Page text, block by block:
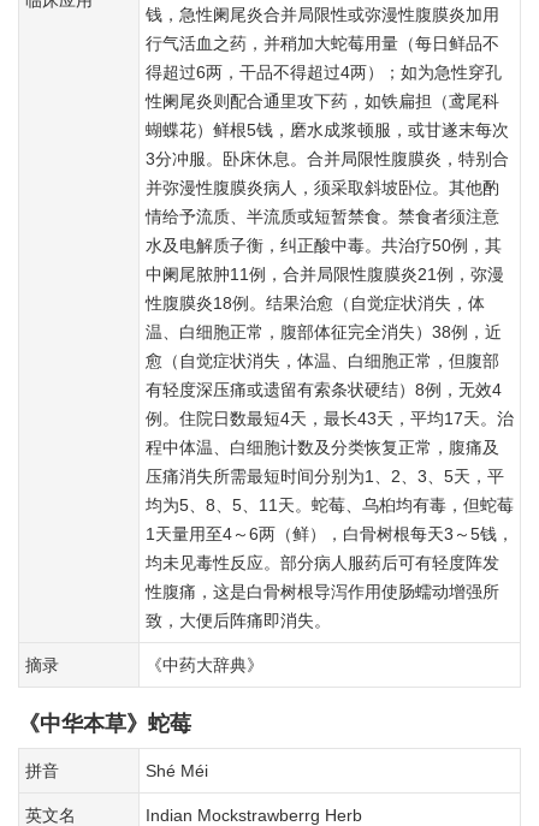
钱，急性阑尾炎合并局限性或弥漫性腹膜炎加用
行气活血之药，并稍加大蛇莓用量（每日鲜品不
得超过6两，干品不得超过4两）；如为急性穿孔
性阑尾炎则配合通里攻下药，如铁扁担（鸢尾科
蝴蝶花）鲜根5钱，磨水成浆顿服，或甘遂末每次
3分冲服。卧床休息。合并局限性腹膜炎，特别合
并弥漫性腹膜炎病人，须采取斜坡卧位。其他酌
情给予流质、半流质或短暂禁食。禁食者须注意
水及电解质子衡，纠正酸中毒。共治疗50例，其
中阑尾脓肿11例，合并局限性腹膜炎21例，弥漫
性腹膜炎18例。结果治愈（自觉症状消失，体
温、白细胞正常，腹部体征完全消失）38例，近
愈（自觉症状消失，体温、白细胞正常，但腹部
有轻度深压痛或遗留有索条状硬结）8例，无效4
例。住院日数最短4天，最长43天，平均17天。治
程中体温、白细胞计数及分类恢复正常，腹痛及
压痛消失所需最短时间分别为1、2、3、5天，平
均为5、8、5、11天。蛇莓、乌桕均有毒，但蛇莓
1天量用至4～6两（鲜），白骨树根每天3～5钱，
均未见毒性反应。部分病人服药后可有轻度阵发
性腹痛，这是白骨树根导泻作用使肠蠕动增强所
致，大便后阵痛即消失。
摘录 《中药大辞典》
《中华本草》蛇莓
拼音 Shé Méi
英文名 Indian Mockstrawberrg Herb